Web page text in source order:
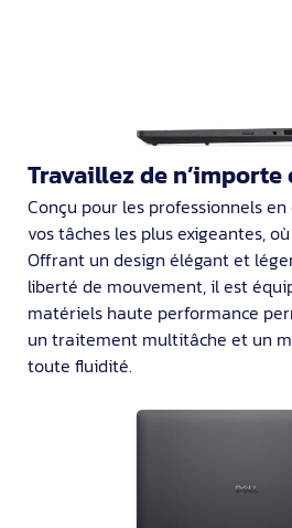
Travaillez de n’importe
Conçu pour les professionnels
vos tâches les plus exigeantes,
Offrant un design élégant et
liberté de mouvement, il est
matériels haute performance
un traitement multitâche et un
toute fluidité.